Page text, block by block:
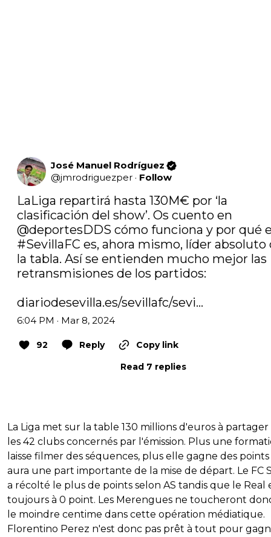
José Manuel Rodríguez
@jmrodriguezper · Follow
LaLiga repartirá hasta 130M€ por ‘la
@deportesDDS
#SevillaFC es, ahora mismo, líder absoluto
la tabla. Así se entienden mucho mejor las
retransmisiones de los partidos:
diariodesevilla.es/sevillafc/sevi…
6:04 PM · Mar 8, 2024
92 Reply
Copy link
Read 7 replies
La Liga met sur la table 130 millions d'euros à
les 42 clubs concernés par l'émission. Plus une
laisse filmer des séquences, plus elle gagne des
aura une part importante de la mise de départ. Le FC
a récolté le plus de points selon AS tandis que le Real
toujours à 0 point. Les Merengues ne toucheront
le moindre centime dans cette opération médiatique.
Florentino Perez n'est donc pas prêt à tout pour